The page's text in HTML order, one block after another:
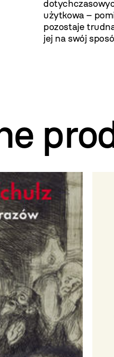
użytkowa –
pozostaje
jej na swój